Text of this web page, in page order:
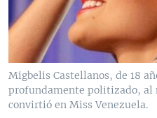
VENEZUELA
BRASIL
NICARAGUA
ECONOMÍA
ENTRETENIMIENTO Y
TECNOLOGÍA
DEPORTES
MULTIMEDIA
VIDEOS
FOTOGRAFÍA
AUDIOS
PROGRAMAS TV
EL MUNDO AL DÍA
FORO INTERAMERICANO
RADIO
AVANCE INFORMATIVO
DIRECT
Migbelis Castellanos, de 18
profundamente politizado, al
convirtió en Miss Venezuela.